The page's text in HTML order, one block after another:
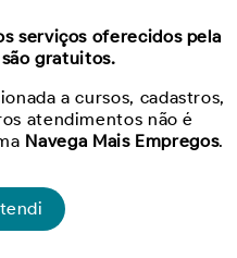
Buscar Oportunidades.
serviços oferecidos pela
gratuitos.
a cursos, cadastros,
atendimentos não é
Navega Mais Empregos.